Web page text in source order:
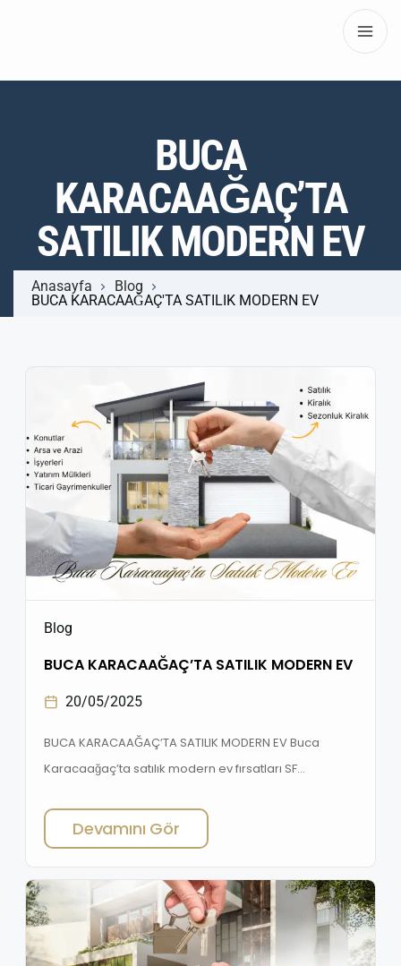
BUCA
KARACAAĞAÇ’TA
SATILIK MODERN EV
Anasayfa
Blog
BUCA KARACAAĞAÇ'TA SATILIK MODERN EV
Blog
BUCA KARACAAĞAÇ’TA SATILIK MODERN EV
20/05/2025
BUCA KARACAAĞAÇ’TA SATILIK MODERN EV Buca
Karacaağaç’ta satılık modern ev fırsatları SF
yaşam alanlarını kaçırmayın. BUCA KARACAAĞAÇ’TA
SATILIK MODERN EV , İzmir’in yükselen değerlerinden
biri olan Buca Karacaağaç Mahallesi, konforlu yaşam
arayanlar ve yatırımcılar için dikkat çeken
bölgelerden biri haline geldi. Gelişen altyapısı,
doğayla iç içe konumu ve ulaşım […]
Devamını Gör